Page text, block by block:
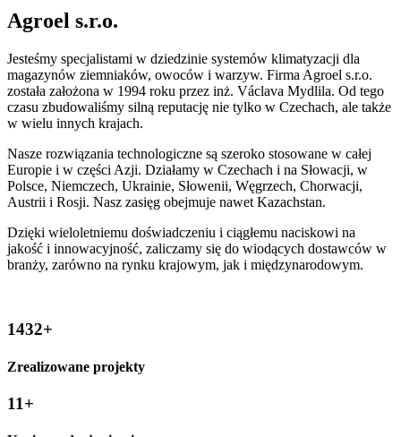
Agroel s.r.o.
Jesteśmy specjalistami w dziedzinie systemów klimatyzacji dla
magazynów ziemniaków, owoców i warzyw. Firma Agroel s.r.o.
została założona w 1994 roku przez inż. Václava Mydlila. Od tego
czasu zbudowaliśmy silną reputację nie tylko w Czechach, ale także
w wielu innych krajach.
Nasze rozwiązania technologiczne są szeroko stosowane w całej
Europie i w części Azji. Działamy w Czechach i na Słowacji, w
Polsce, Niemczech, Ukrainie, Słowenii, Węgrzech, Chorwacji,
Austrii i Rosji. Nasz zasięg obejmuje nawet Kazachstan.
Dzięki wieloletniemu doświadczeniu i ciągłemu naciskowi na
jakość i innowacyjność, zaliczamy się do wiodących dostawców w
branży, zarówno na rynku krajowym, jak i międzynarodowym.
1432+
Zrealizowane projekty
11+